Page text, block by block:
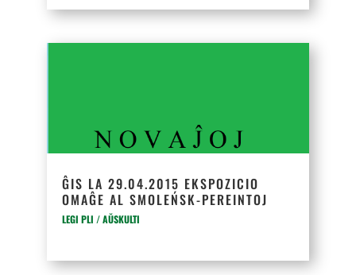
ĜIS LA 29.04.2015 EKSPOZICIO
OMAĜE AL SMOLEŃSK-PEREINTOJ
LEGI PLI / AŬSKULTI